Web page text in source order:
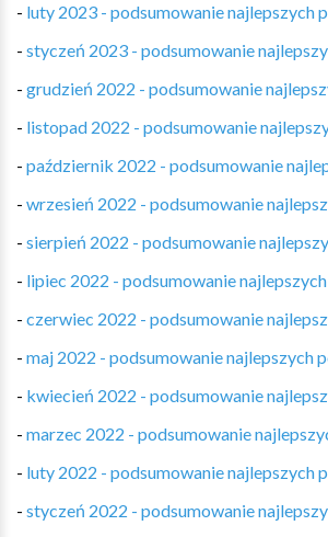
- luty 2023 - podsumowanie najlepszych
- styczeń 2023 - podsumowanie
- grudzień 2022 - podsumowanie
- listopad 2022 - podsumowanie
- październik 2022 - podsumowanie
- wrzesień 2022 - podsumowanie
- sierpień 2022 - podsumowanie
- lipiec 2022 - podsumowanie
- czerwiec 2022 - podsumowanie
- maj 2022 - podsumowanie najlepszych
- kwiecień 2022 - podsumowanie
- marzec 2022 - podsumowanie
- luty 2022 - podsumowanie najlepszych
- styczeń 2022 - podsumowanie